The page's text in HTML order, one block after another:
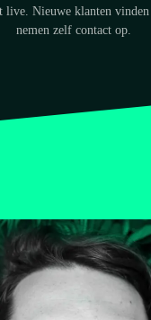
live. Nieuwe klanten
nemen zelf contact op.